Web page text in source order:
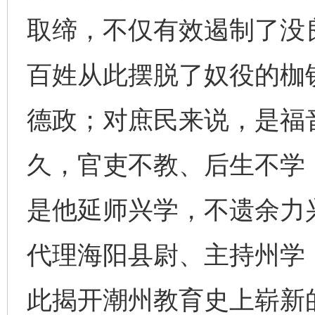
取缔，不仅有效遏制了
百姓从此摆脱了奴役的
德政；对庶民来说，是
久，官吏不教、后生不
是他延师兴学，不遗余
代理海阳县尉、主持州
此揭开潮州教育史上崭